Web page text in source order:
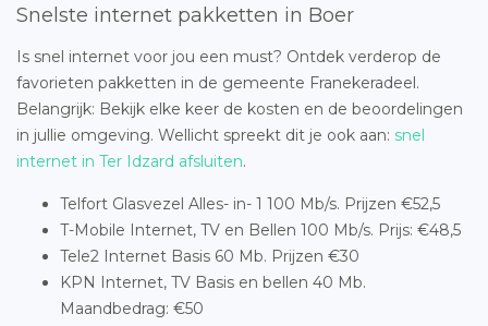
Snelste internet pakketten in Boer
Is snel internet voor jou een must? Ontdek verderop de
favorieten pakketten in de gemeente Franekeradeel.
Belangrijk: Bekijk elke keer de kosten en de beoordelingen
in jullie omgeving. Wellicht spreekt dit je ook aan: snel
internet in Ter Idzard afsluiten.
Telfort Glasvezel Alles- in- 1 100 Mb/s. Prijzen €52,5
T-Mobile Internet, TV en Bellen 100 Mb/s. Prijs: €48,5
Tele2 Internet Basis 60 Mb. Prijzen €30
KPN Internet, TV Basis en bellen 40 Mb.
Maandbedrag: €50